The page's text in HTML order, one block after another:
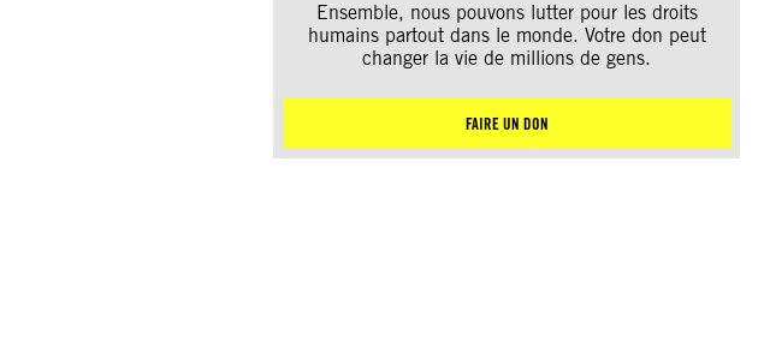
Ensemble, nous pouvons lutter pour les droits
humains partout dans le monde. Votre don peut
changer la vie de millions de gens.
FAIRE UN DON